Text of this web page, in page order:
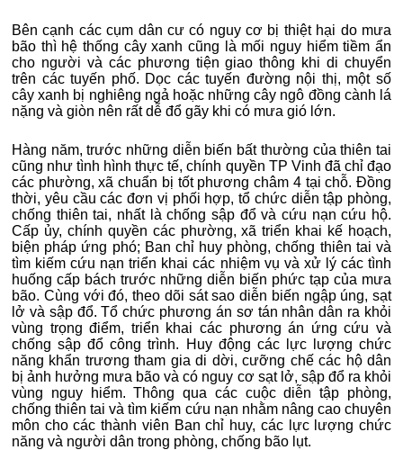
Bên cạnh các cụm dân cư có nguy cơ bị thiệt hại do mưa
bão thì hệ thống cây xanh cũng là mối nguy hiểm tiềm ẩn
cho người và các phương tiện giao thông khi di chuyển
trên các tuyến phố. Dọc các tuyến đường nội thị, một số
cây xanh bị nghiêng ngả hoặc những cây ngô đồng cành lá
nặng và giòn nên rất dễ đổ gãy khi có mưa gió lớn.
Hàng năm, trước những diễn biến bất thường của thiên tai
cũng như tình hình thực tế, chính quyền TP Vinh đã chỉ đạo
các phường, xã chuẩn bị tốt phương châm 4 tại chỗ. Đồng
thời, yêu cầu các đơn vị phối hợp, tổ chức diễn tập phòng,
chống thiên tai, nhất là chống sập đổ và cứu nạn cứu hộ.
Cấp ủy, chính quyền các phường, xã triển khai kế hoạch,
biện pháp ứng phó; Ban chỉ huy phòng, chống thiên tai và
tìm kiếm cứu nạn triển khai các nhiệm vụ và xử lý các tình
huống cấp bách trước những diễn biến phức tạp của mưa
bão. Cùng với đó, theo dõi sát sao diễn biến ngập úng, sạt
lở và sập đổ. Tổ chức phương án sơ tán nhân dân ra khỏi
vùng trọng điểm, triển khai các phương án ứng cứu và
chống sập đổ công trình. Huy động các lực lượng chức
năng khẩn trương tham gia di dời, cưỡng chế các hộ dân
bị ảnh hưởng mưa bão và có nguy cơ sạt lở, sập đổ ra khỏi
vùng nguy hiểm. Thông qua các cuộc diễn tập phòng,
chống thiên tai và tìm kiếm cứu nạn nhằm nâng cao chuyên
môn cho các thành viên Ban chỉ huy, các lực lượng chức
năng và người dân trong phòng, chống bão lụt.